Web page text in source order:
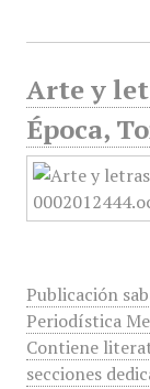
Arte y
Época,
Publicación
Periodística
Contiene
secciones